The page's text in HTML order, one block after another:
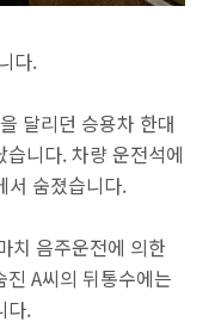
다.
달리던 승용차 한대
니다. 차량 운전석에
서 숨졌습니다.
치 음주운전에 의한
A씨의 뒤통수에는
다.